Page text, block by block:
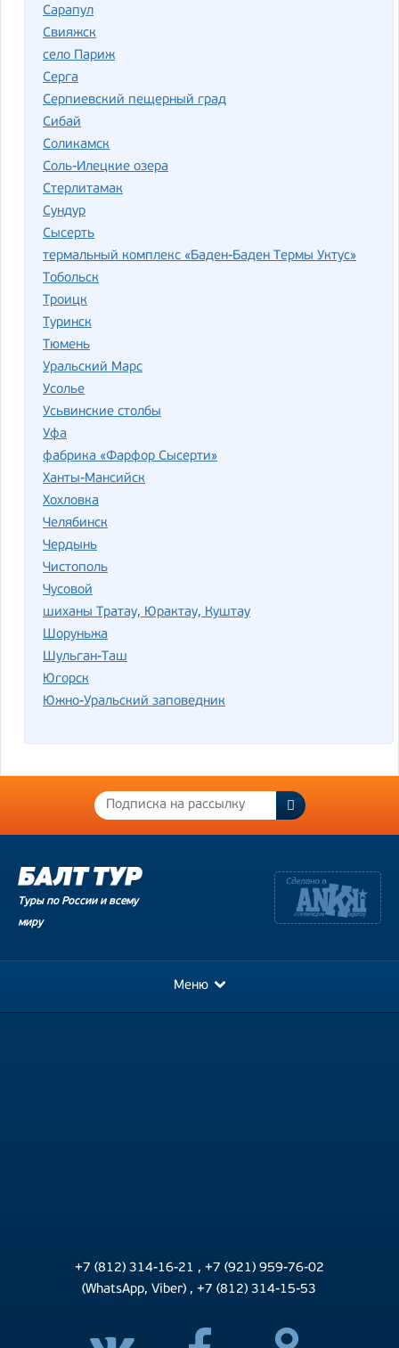
Сарапул
Свияжск
село Париж
Серга
Серпиевский пещерный град
Сибай
Соликамск
Соль-Илецкие озера
Стерлитамак
Сундур
Сысерть
термальный комплекс «Баден-Баден Термы Уктус»
Тобольск
Троицк
Туринск
Тюмень
Уральский Марс
Усолье
Усьвинские столбы
Уфа
фабрика «Фарфор Сысерти»
Ханты-Мансийск
Хохловка
Челябинск
Чердынь
Чистополь
Чусовой
шиханы Тратау, Юрактау, Куштау
Шоруньжа
Шульган-Таш
Югорск
Южно-Уральский заповедник
Туры по России и всему
миру
Меню
+7 (812) 314-16-21 , +7 (921) 959-76-02
(WhatsApp, Viber) ,+7 (812) 314-15-53